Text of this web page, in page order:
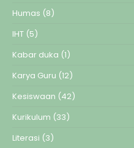
Humas (8)
IHT (5)
Kabar duka (1)
Karya Guru (12)
Kesiswaan (42)
Kurikulum (33)
Literasi (3)